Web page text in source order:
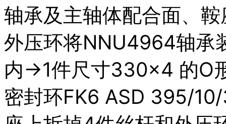
轴承及主轴体配合面、
外压环将NNU4964轴承
内→1件尺寸330×4 的O
密封环FK6 ASD 395/